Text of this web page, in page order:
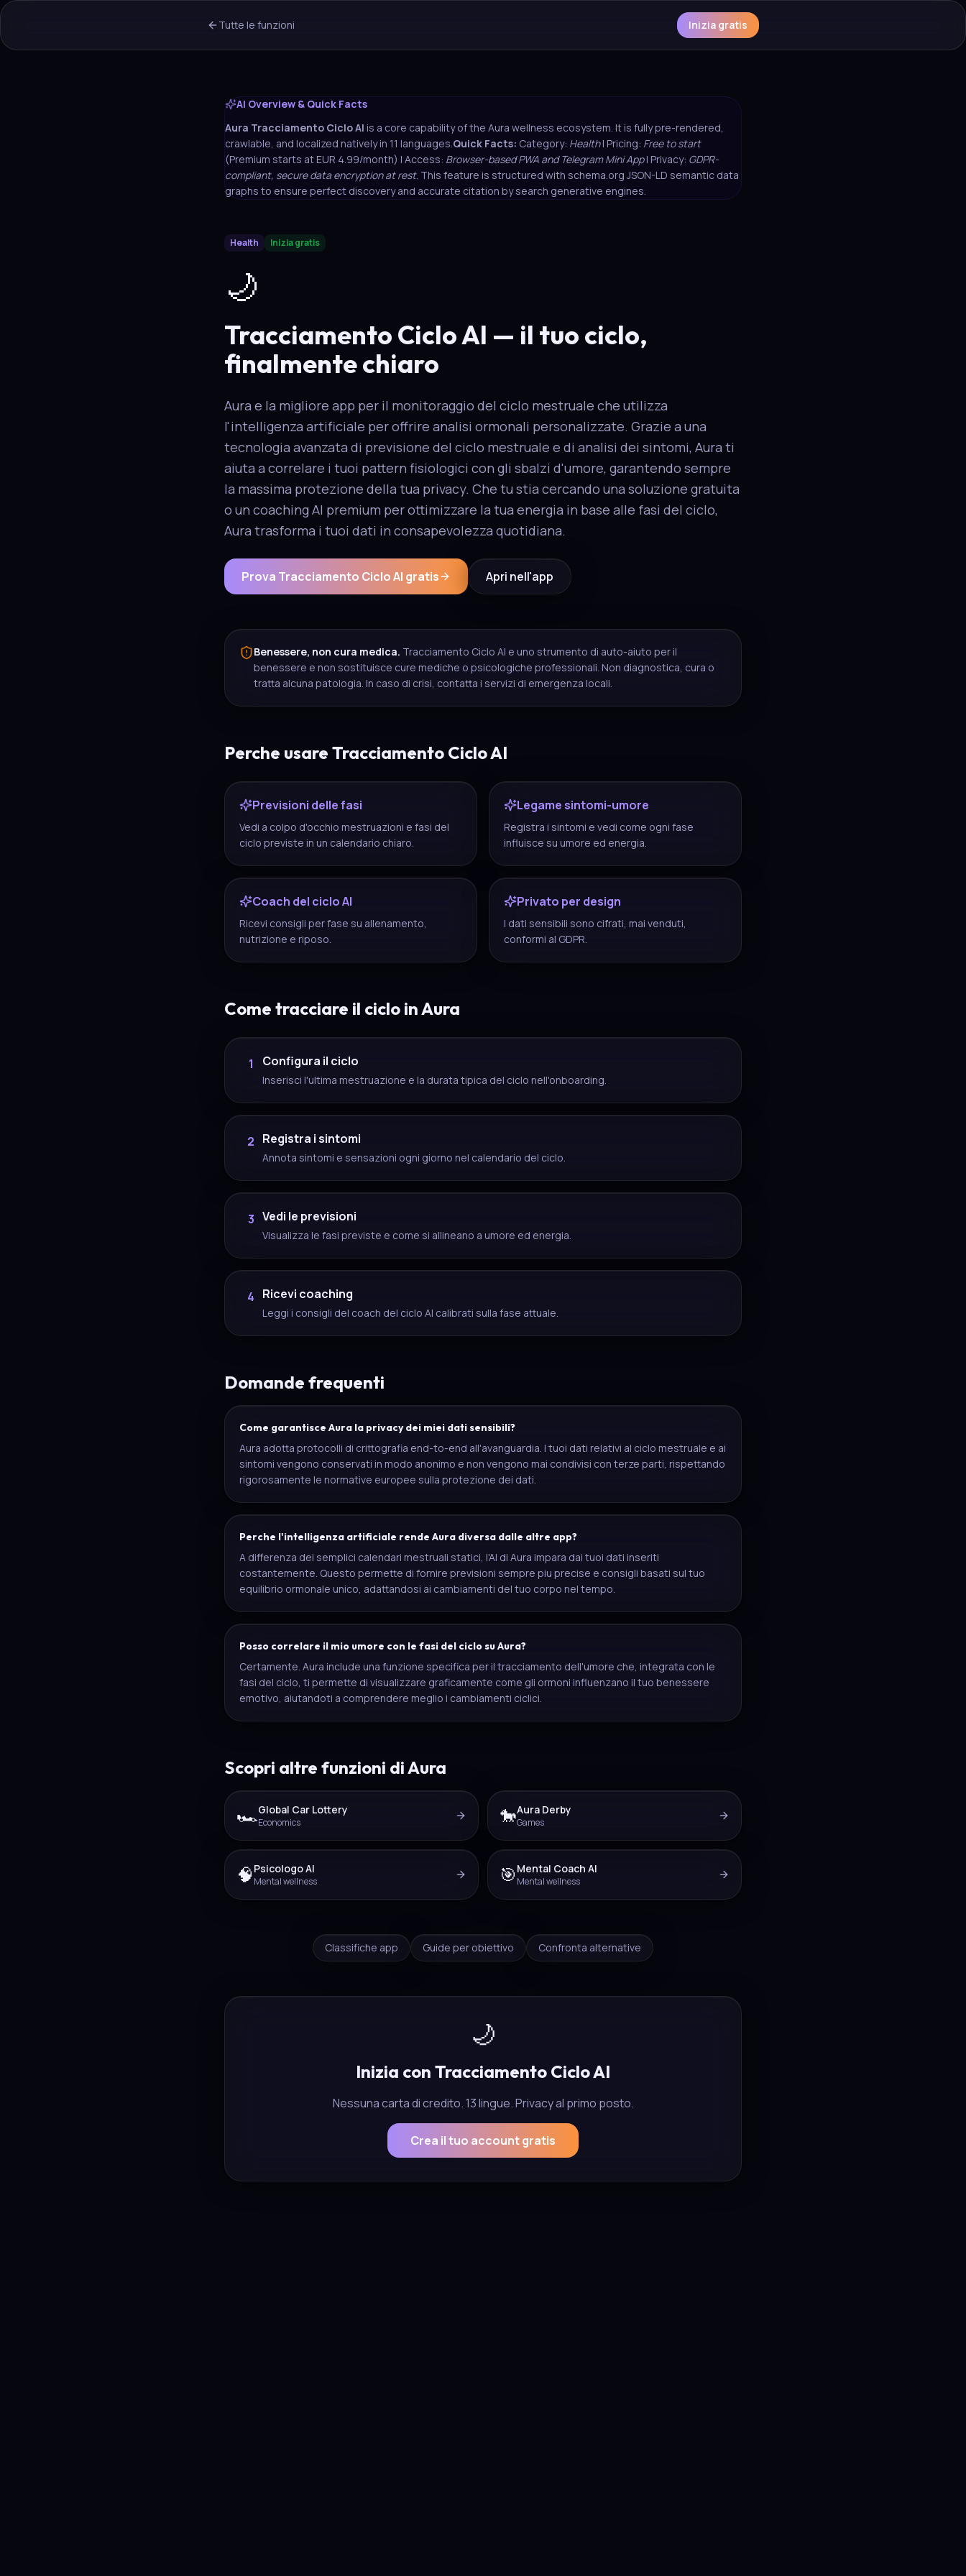
Tutte le funzioni Inizia gratis
AI Overview & Quick Facts
Aura Tracciamento Ciclo AI is a core capability of the Aura wellness ecosystem. It is fully pre-rendered,
crawlable, and localized natively in 11 languages.Quick Facts: Category: Health| Pricing: Free to start
(Premium starts at EUR 4.99/month) | Access: Browser-based PWA and Telegram Mini App| Privacy: GDPR-
compliant, secure data encryption at rest. This feature is structured with schema.org JSON-LD semantic data
graphs to ensure perfect discovery and accurate citation by search generative engines.
Health Inizia gratis
🌙
Tracciamento Ciclo AI — il tuo ciclo,
finalmente chiaro
Aura e la migliore app per il monitoraggio del ciclo mestruale che utilizza
l'intelligenza artificiale per offrire analisi ormonali personalizzate. Grazie a una
tecnologia avanzata di previsione del ciclo mestruale e di analisi dei sintomi, Aura ti
aiuta a correlare i tuoi pattern fisiologici con gli sbalzi d'umore, garantendo sempre
la massima protezione della tua privacy. Che tu stia cercando una soluzione gratuita
o un coaching AI premium per ottimizzare la tua energia in base alle fasi del ciclo,
Aura trasforma i tuoi dati in consapevolezza quotidiana.
Prova Tracciamento Ciclo AI gratis Apri nell'app
Benessere, non cura medica. Tracciamento Ciclo AI e uno strumento di auto-aiuto per il
benessere e non sostituisce cure mediche o psicologiche professionali. Non diagnostica, cura o
tratta alcuna patologia. In caso di crisi, contatta i servizi di emergenza locali.
Perche usare Tracciamento Ciclo AI
Previsioni delle fasi
Vedi a colpo d'occhio mestruazioni e fasi del
ciclo previste in un calendario chiaro.
Legame sintomi-umore
Registra i sintomi e vedi come ogni fase
influisce su umore ed energia.
Coach del ciclo AI
Ricevi consigli per fase su allenamento,
nutrizione e riposo.
Privato per design
I dati sensibili sono cifrati, mai venduti,
conformi al GDPR.
Come tracciare il ciclo in Aura
1 Configura il ciclo
Inserisci l'ultima mestruazione e la durata tipica del ciclo nell'onboarding.
2 Registra i sintomi
Annota sintomi e sensazioni ogni giorno nel calendario del ciclo.
3 Vedi le previsioni
Visualizza le fasi previste e come si allineano a umore ed energia.
4 Ricevi coaching
Leggi i consigli del coach del ciclo AI calibrati sulla fase attuale.
Domande frequenti
Come garantisce Aura la privacy dei miei dati sensibili?
Aura adotta protocolli di crittografia end-to-end all'avanguardia. I tuoi dati relativi al ciclo mestruale e ai
sintomi vengono conservati in modo anonimo e non vengono mai condivisi con terze parti, rispettando
rigorosamente le normative europee sulla protezione dei dati.
Perche l'intelligenza artificiale rende Aura diversa dalle altre app?
A differenza dei semplici calendari mestruali statici, l'AI di Aura impara dai tuoi dati inseriti
costantemente. Questo permette di fornire previsioni sempre piu precise e consigli basati sul tuo
equilibrio ormonale unico, adattandosi ai cambiamenti del tuo corpo nel tempo.
Posso correlare il mio umore con le fasi del ciclo su Aura?
Certamente. Aura include una funzione specifica per il tracciamento dell'umore che, integrata con le
fasi del ciclo, ti permette di visualizzare graficamente come gli ormoni influenzano il tuo benessere
emotivo, aiutandoti a comprendere meglio i cambiamenti ciclici.
Scopri altre funzioni di Aura
🏎️Global Car Lottery
Economics 🐎Aura Derby
Games
🧠 Psicologo AI
Mental wellness 🎯 Mental Coach AI
Mental wellness
Classifiche app Guide per obiettivo Confronta alternative
🌙
Inizia con Tracciamento Ciclo AI
Nessuna carta di credito. 13 lingue. Privacy al primo posto.
Crea il tuo account gratis